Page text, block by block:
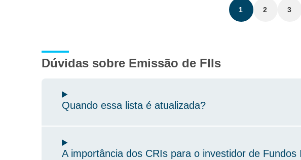
1 2 3
Dúvidas sobre Emissão de FIIs
Quando essa lista é atualizada?
A importância dos CRIs para o investidor de Fundos